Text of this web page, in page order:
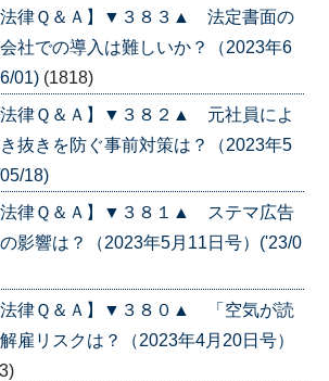
法律Ｑ＆Ａ】▼３８３▲ 法定書面の
社での導入は難しいか？（2023年6
01) (1818)
法律Ｑ＆Ａ】▼３８２▲ 元社員によ
抜きを防ぐ事前対策は？（2023年5
18)
法律Ｑ＆Ａ】▼３８１▲ ステマ広告
影響は？（2023年5月11日号）('23/0
法律Ｑ＆Ａ】▼３８０▲ 「空気が読
雇リスクは？（2023年4月20日号）